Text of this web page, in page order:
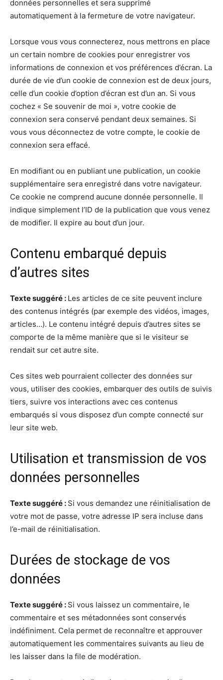
données personnelles et sera supprimé
automatiquement à la fermeture de votre navigateur.
Lorsque vous vous connecterez, nous mettrons en place
un certain nombre de cookies pour enregistrer vos
informations de connexion et vos préférences d’écran. La
durée de vie d’un cookie de connexion est de deux jours,
celle d’un cookie d’option d’écran est d’un an. Si vous
cochez « Se souvenir de moi », votre cookie de
connexion sera conservé pendant deux semaines. Si
vous vous déconnectez de votre compte, le cookie de
connexion sera effacé.
En modifiant ou en publiant une publication, un cookie
supplémentaire sera enregistré dans votre navigateur.
Ce cookie ne comprend aucune donnée personnelle. Il
indique simplement l’ID de la publication que vous venez
de modifier. Il expire au bout d’un jour.
Contenu embarqué depuis
d’autres sites
Texte suggéré : Les articles de ce site peuvent inclure
des contenus intégrés (par exemple des vidéos, images,
articles…). Le contenu intégré depuis d’autres sites se
comporte de la même manière que si le visiteur se
rendait sur cet autre site.
Ces sites web pourraient collecter des données sur
vous, utiliser des cookies, embarquer des outils de suivis
tiers, suivre vos interactions avec ces contenus
embarqués si vous disposez d’un compte connecté sur
leur site web.
Utilisation et transmission de vos
données personnelles
Texte suggéré : Si vous demandez une réinitialisation de
votre mot de passe, votre adresse IP sera incluse dans
l’e-mail de réinitialisation.
Durées de stockage de vos
données
Texte suggéré : Si vous laissez un commentaire, le
commentaire et ses métadonnées sont conservés
indéfiniment. Cela permet de reconnaître et approuver
automatiquement les commentaires suivants au lieu de
les laisser dans la file de modération.